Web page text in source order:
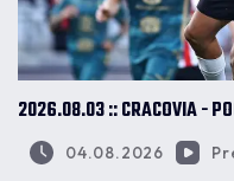
2026.08.03 :: CRACOVIA -
04.08.2026